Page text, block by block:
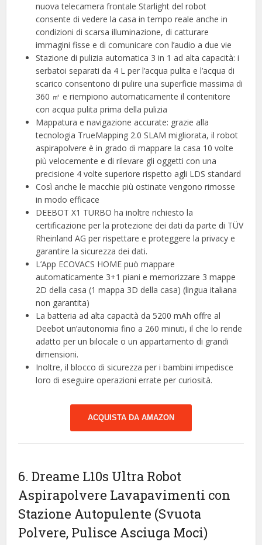
nuova telecamera frontale Starlight del robot
consente di vedere la casa in tempo reale anche in
condizioni di scarsa illuminazione, di catturare
immagini fisse e di comunicare con l’audio a due vie
Stazione di pulizia automatica 3 in 1 ad alta capacità: i
serbatoi separati da 4 L per l’acqua pulita e l’acqua di
scarico consentono di pulire una superficie massima di
360 ㎡ e riempiono automaticamente il contenitore
con acqua pulita prima della pulizia
Mappatura e navigazione accurate: grazie alla
tecnologia TrueMapping 2.0 SLAM migliorata, il robot
aspirapolvere è in grado di mappare la casa 10 volte
più velocemente e di rilevare gli oggetti con una
precisione 4 volte superiore rispetto agli LDS standard
Così anche le macchie più ostinate vengono rimosse
in modo efficace
DEEBOT X1 TURBO ha inoltre richiesto la
certificazione per la protezione dei dati da parte di TÜV
Rheinland AG per rispettare e proteggere la privacy e
garantire la sicurezza dei dati.
L’App ECOVACS HOME può mappare
automaticamente 3+1 piani e memorizzare 3 mappe
2D della casa (1 mappa 3D della casa) (lingua italiana
non garantita)
La batteria ad alta capacità da 5200 mAh offre al
Deebot un’autonomia fino a 260 minuti, il che lo rende
adatto per un bilocale o un appartamento di grandi
dimensioni.
Inoltre, il blocco di sicurezza per i bambini impedisce
loro di eseguire operazioni errate per curiosità.
ACQUISTA DA AMAZON
6. Dreame L10s Ultra Robot
Aspirapolvere Lavapavimenti con
Stazione Autopulente (Svuota
Polvere, Pulisce Asciuga Moci)